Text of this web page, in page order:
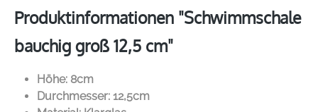
Produktinformationen "Schwimmschale
bauchig groß 12,5 cm"
Höhe: 8cm
Durchmesser: 12,5cm